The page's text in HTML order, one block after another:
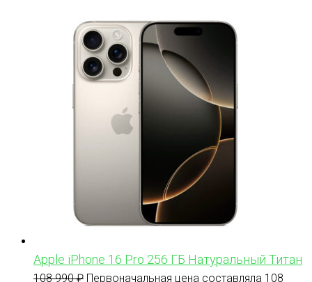
Apple iPhone 16 Pro 256 ГБ Натуральный Титан
108 990₽ Первоначальная цена составляла 108